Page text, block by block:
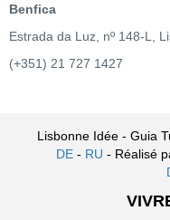
Benfica
Estrada da Luz, nº 148-L,
(+351) 21 727 1427
Lisbonne Idée - Guia
DE- RU - Réalisé